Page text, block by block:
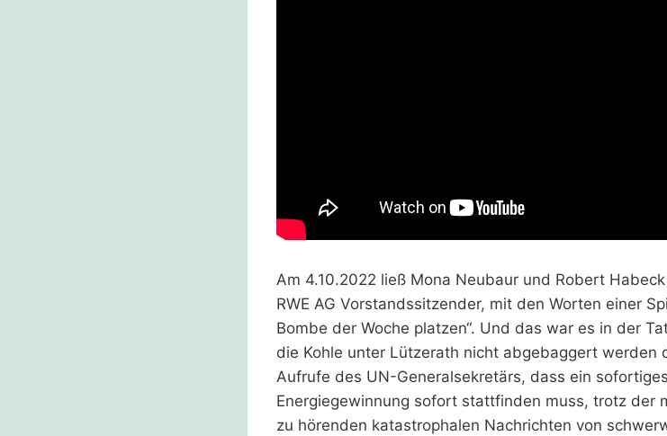
Am 4.10.2022 ließ Mona Neubaur und Robert
RWE AG Vorstandssitzender, mit den Worten einer
Bombe der Woche platzen“. Und das war es in der
die Kohle unter Lützerath nicht abgebaggert
Aufrufe des UN-Generalsekretärs, dass ein
Energiegewinnung sofort stattfinden muss, trotz der
zu hörenden katastrophalen Nachrichten von